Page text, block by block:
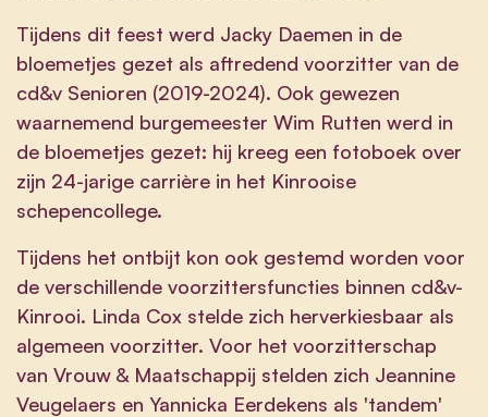
Tijdens dit feest werd Jacky Daemen in de
bloemetjes gezet als aftredend voorzitter van de
cd&v Senioren (2019-2024). Ook gewezen
waarnemend burgemeester Wim Rutten werd in
de bloemetjes gezet: hij kreeg een fotoboek over
zijn 24-jarige carrière in het Kinrooise
schepencollege.
Tijdens het ontbijt kon ook gestemd worden voor
de verschillende voorzittersfuncties binnen cd&v-
Kinrooi. Linda Cox stelde zich herverkiesbaar als
algemeen voorzitter. Voor het voorzitterschap
van Vrouw & Maatschappij stelden zich Jeannine
Veugelaers en Yannicka Eerdekens als 'tandem'